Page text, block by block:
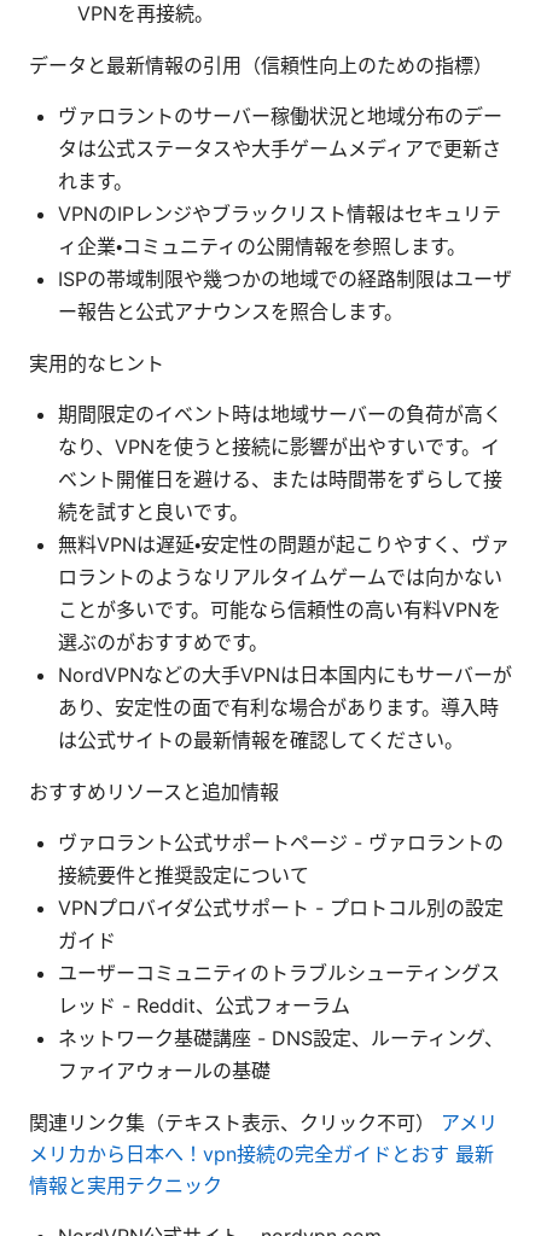
VPNを再接続。
データと最新情報の引用（信頼性向上のための指標）
ヴァロラントのサーバー稼働状況と地域分布のデー
タは公式ステータスや大手ゲームメディアで更新さ
れます。
VPNのIPレンジやブラックリスト情報はセキュリテ
ィ企業・コミュニティの公開情報を参照します。
ISPの帯域制限や幾つかの地域での経路制限はユーザ
ー報告と公式アナウンスを照合します。
実用的なヒント
期間限定のイベント時は地域サーバーの負荷が高く
なり、VPNを使うと接続に影響が出やすいです。イ
ベント開催日を避ける、または時間帯をずらして接
続を試すと良いです。
無料VPNは遅延・安定性の問題が起こりやすく、ヴァ
ロラントのようなリアルタイムゲームでは向かない
ことが多いです。可能なら信頼性の高い有料VPNを
選ぶのがおすすめです。
NordVPNなどの大手VPNは日本国内にもサーバーが
あり、安定性の面で有利な場合があります。導入時
は公式サイトの最新情報を確認してください。
おすすめリソースと追加情報
ヴァロラント公式サポートページ - ヴァロラントの
接続要件と推奨設定について
VPNプロバイダ公式サポート - プロトコル別の設定
ガイド
ユーザーコミュニティのトラブルシューティングス
レッド - Reddit、公式フォーラム
ネットワーク基礎講座 - DNS設定、ルーティング、
ファイアウォールの基礎
関連リンク集（テキスト表示、クリック不可） アメリ
メリカから日本へ！vpn接続の完全ガイドとおす 最新
情報と実用テクニック